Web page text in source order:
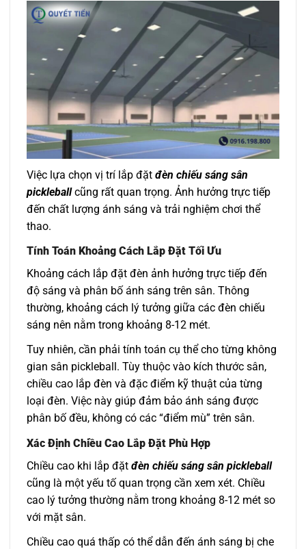
Việc lựa chọn vị trí lắp đặt đèn chiếu sáng sân
pickleballcũng rất quan trọng. Ảnh hưởng trực tiếp
đến chất lượng ánh sáng và trải nghiệm chơi thể
thao.
Tính Toán Khoảng Cách Lắp Đặt Tối Ưu
Khoảng cách lắp đặt đèn ảnh hưởng trực tiếp đến
độ sáng và phân bố ánh sáng trên sân. Thông
thường, khoảng cách lý tưởng giữa các đèn chiếu
sáng nên nằm trong khoảng 8-12 mét.
Tuy nhiên, cần phải tính toán cụ thể cho từng không
gian sân pickleball. Tùy thuộc vào kích thước sân,
chiều cao lắp đèn và đặc điểm kỹ thuật của từng
loại đèn. Việc này giúp đảm bảo ánh sáng được
phân bố đều, không có các “điểm mù” trên sân.
Xác Định Chiều Cao Lắp Đặt Phù Hợp
Chiều cao khi lắp đặt đèn chiếu sáng sân pickleball
cũng là một yếu tố quan trọng cần xem xét. Chiều
cao lý tưởng thường nằm trong khoảng 8-12 mét so
với mặt sân.
Chiều cao quá thấp có thể dẫn đến ánh sáng bị che